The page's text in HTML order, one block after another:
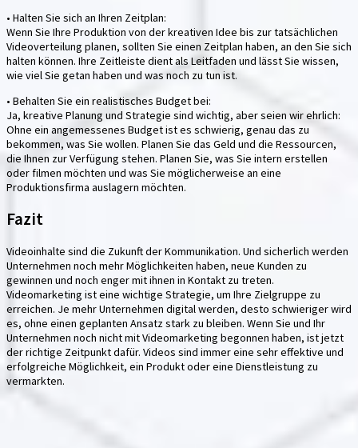
• Halten Sie sich an Ihren Zeitplan:
Wenn Sie Ihre Produktion von der kreativen Idee bis zur tatsächlichen
Videoverteilung planen, sollten Sie einen Zeitplan haben, an den Sie sich
halten können. Ihre Zeitleiste dient als Leitfaden und lässt Sie wissen,
wie viel Sie getan haben und was noch zu tun ist.
• Behalten Sie ein realistisches Budget bei:
Ja, kreative Planung und Strategie sind wichtig, aber seien wir ehrlich:
Ohne ein angemessenes Budget ist es schwierig, genau das zu
bekommen, was Sie wollen. Planen Sie das Geld und die Ressourcen,
die Ihnen zur Verfügung stehen. Planen Sie, was Sie intern erstellen
oder filmen möchten und was Sie möglicherweise an eine
Produktionsfirma auslagern möchten.
Fazit
Videoinhalte sind die Zukunft der Kommunikation. Und sicherlich werden
Unternehmen noch mehr Möglichkeiten haben, neue Kunden zu
gewinnen und noch enger mit ihnen in Kontakt zu treten.
Videomarketing ist eine wichtige Strategie, um Ihre Zielgruppe zu
erreichen. Je mehr Unternehmen digital werden, desto schwieriger wird
es, ohne einen geplanten Ansatz stark zu bleiben. Wenn Sie und Ihr
Unternehmen noch nicht mit Videomarketing begonnen haben, ist jetzt
der richtige Zeitpunkt dafür. Videos sind immer eine sehr effektive und
erfolgreiche Möglichkeit, ein Produkt oder eine Dienstleistung zu
vermarkten.